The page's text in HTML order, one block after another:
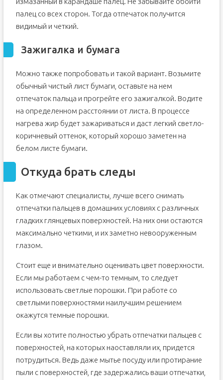
палец со всех сторон. Тогда отпечаток получится
видимый и четкий.
Зажигалка и бумага
Можно также попробовать и такой вариант. Возьмите
обычный чистый лист бумаги, оставьте на нем
отпечаток пальца и прогрейте его зажигалкой. Водите
на определенном расстоянии от листа. В процессе
нагрева жир будет зажариваться и даст легкий светло-
коричневый оттенок, который хорошо заметен на
белом листе бумаги.
Откуда брать следы
Как отмечают специалисты, лучше всего снимать
отпечатки пальцев в домашних условиях с различных
гладких глянцевых поверхностей. На них они остаются
максимально четкими, и их заметно невооруженным
глазом.
Стоит еще и внимательно оценивать цвет поверхности.
Если мы работаем с чем-то темным, то следует
использовать светлые порошки. При работе со
светлыми поверхностями наилучшим решением
окажутся темные порошки.
Если вы хотите полностью убрать отпечатки пальцев с
поверхностей, на которых наоставляли их, придется
потрудиться. Ведь даже мытье посуду или протирание
пыли с поверхностей, где задержались ваши отпечатки,